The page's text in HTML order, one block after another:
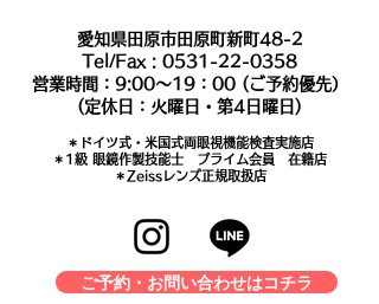
愛知県田原市田原町新町48-2
Tel/Fax : 0531-22-0358
営業時間：9:00～19：00 (ご予約優先）
(定休日：火曜日・第4日曜日)
＊​ドイツ式・米国式両眼視機能検査実施店
​＊1級 眼鏡作製技能士 プライム会員 在籍店
＊Zeissレンズ正規取扱店
ご予約・お問い合わせはコチラ